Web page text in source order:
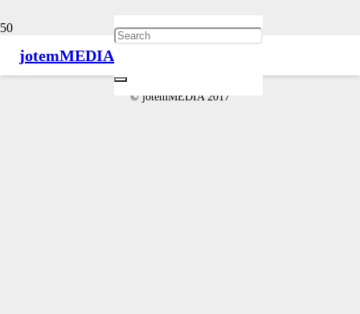
jotemMEDIA
Musisz sięzalogować
© jotemMEDIA 2017